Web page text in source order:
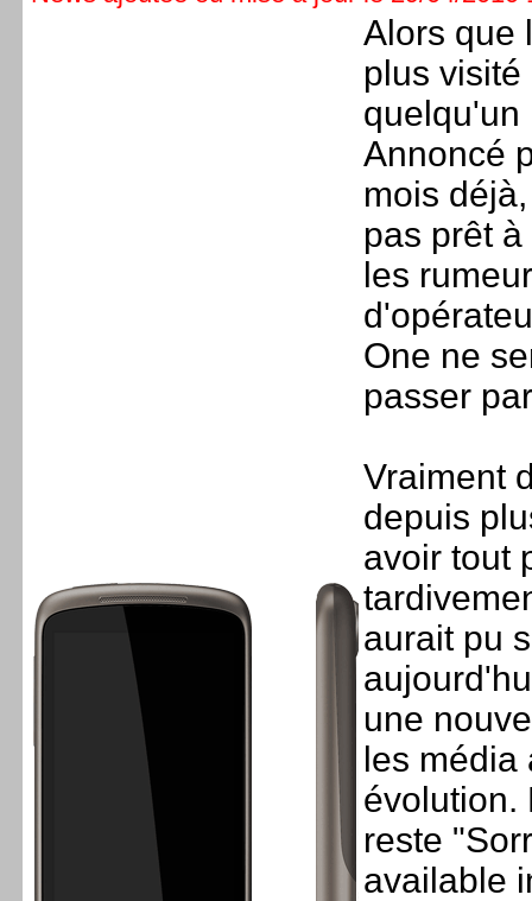
Alors que
plus
quelqu'un
Annoncé
mois
pas prêt
les
One ne
passer
Vraiment
depuis
avoir tout
aurait pu
une
les média
évolution.
reste
available